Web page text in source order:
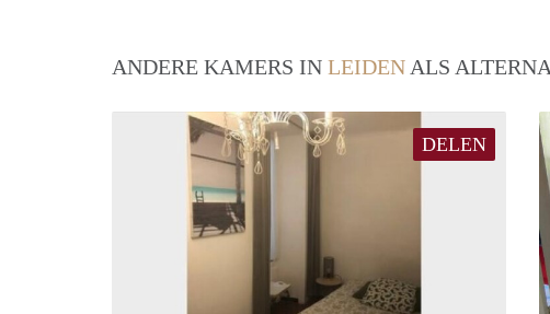
ANDERE KAMERS IN LEIDEN ALS
DELEN